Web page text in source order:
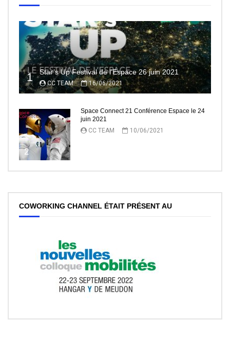
1 Star’s Up Festival de l’Espace 26 juin 2021
CC TEAM 16/06/2021
2
Space Connect 21 Conférence Espace le 24
juin 2021
CC TEAM
10/06/2021
COWORKING CHANNEL ÉTAIT PRÉSENT AU